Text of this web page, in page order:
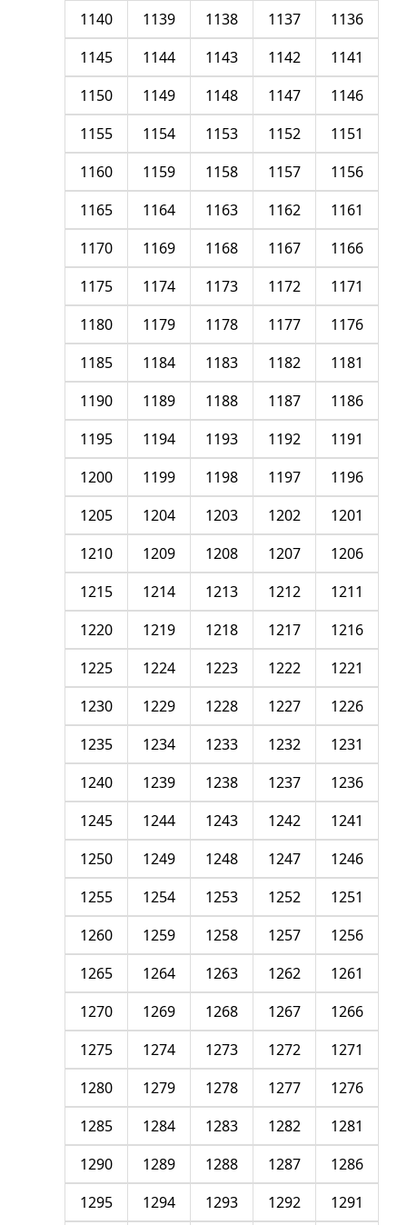
1136
1137
1138
1139
1140
1141
1142
1143
1144
1145
1146
1147
1148
1149
1150
1151
1152
1153
1154
1155
1156
1157
1158
1159
1160
1161
1162
1163
1164
1165
1166
1167
1168
1169
1170
1171
1172
1173
1174
1175
1176
1177
1178
1179
1180
1181
1182
1183
1184
1185
1186
1187
1188
1189
1190
1191
1192
1193
1194
1195
1196
1197
1198
1199
1200
1201
1202
1203
1204
1205
1206
1207
1208
1209
1210
1211
1212
1213
1214
1215
1216
1217
1218
1219
1220
1221
1222
1223
1224
1225
1226
1227
1228
1229
1230
1231
1232
1233
1234
1235
1236
1237
1238
1239
1240
1241
1242
1243
1244
1245
1246
1247
1248
1249
1250
1251
1252
1253
1254
1255
1256
1257
1258
1259
1260
1261
1262
1263
1264
1265
1266
1267
1268
1269
1270
1271
1272
1273
1274
1275
1276
1277
1278
1279
1280
1281
1282
1283
1284
1285
1286
1287
1288
1289
1290
1291
1292
1293
1294
1295